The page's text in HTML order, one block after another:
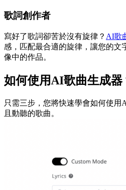
歌詞創作者
寫好了歌詞卻苦於沒有旋律？ AI歌
感，匹配最合適的旋律，讓您的文
像中的作品。
如何使用AI歌曲生成器
只需三步，您將快速學會如何使用
且動聽的歌曲。